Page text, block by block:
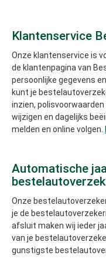
Klantenservice
Onze klantenservice is
de klantenpagina van
persoonlijke gegevens
kunt je
inzien,
wijzigen en dagelijks
melden en online volgen.
Automatische
Onze
je de
afsluit maken wij ieder
van je
gunstigste